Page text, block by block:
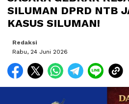
SILUMAN DPRD NTB
KASUS SILUMAN!
Redaksi
Rabu, 24 Juni 2026